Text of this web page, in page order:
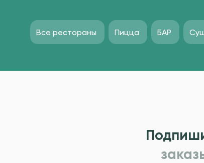
Все рестораны Пицца БАР